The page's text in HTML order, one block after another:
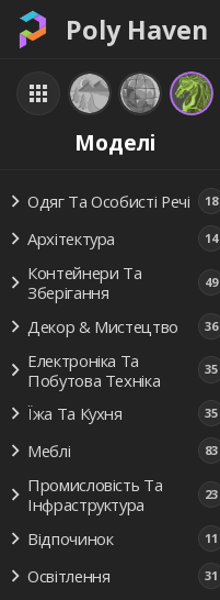
Poly Haven
Моделі
Одяг Та Особисті Речі 18
Архітектура 14
Контейнери Та
Зберігання
49
Декор & Мистецтво 36
Електроніка Та
Побутова Техніка
35
Їжа Та Кухня 35
Меблі 83
Промисловість Та
Інфраструктура
23
Відпочинок 11
Освітлення 31